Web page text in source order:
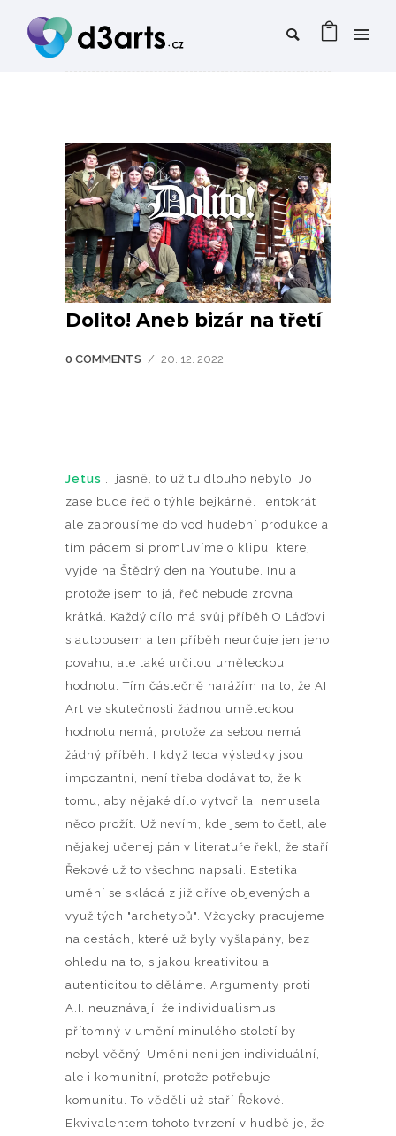
Dolito! Aneb bizár na třetí
0 COMMENTS / 20. 12. 2022
Jetus ... jasně, to už tu dlouho nebylo. Jo
zase bude řeč o týhle bejkárně. Tentokrát
ale zabrousíme do vod hudební produkce a
tím pádem si promluvíme o klipu, kterej
vyjde na Štědrý den na Youtube. Inu a
protože jsem to já, řeč nebude zrovna
krátká. Každý dílo má svůj příběh O Láďovi
s autobusem a ten příběh neurčuje jen jeho
povahu, ale také určitou uměleckou
hodnotu. Tím částečně narážím na to, že AI
Art ve skutečnosti žádnou uměleckou
hodnotu nemá, protože za sebou nemá
žádný příběh. I když teda výsledky jsou
impozantní, není třeba dodávat to, že k
tomu, aby nějaké dílo vytvořila, nemusela
něco prožít. Už nevím, kde jsem to četl, ale
nějakej učenej pán v literatuře řekl, že staří
Řekové už to všechno napsali. Estetika
umění se skládá z již dříve objevených a
využitých "archetypů". Vždycky pracujeme
na cestách, které už byly vyšlapány, bez
ohledu na to, s jakou kreativitou a
autenticitou to děláme. Argumenty proti
A.I. neuznávají, že individualismus
přítomný v umění minulého století by
nebyl věčný. Umění není jen individuální,
ale i komunitní, protože potřebuje
komunitu. To věděli už staří Řekové.
Ekvivalentem tohoto tvrzení v hudbě je, že